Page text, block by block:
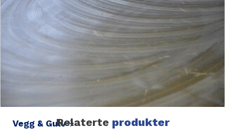
Vegg & GulvRelaterte produkter